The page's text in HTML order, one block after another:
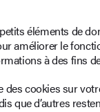
éléments de
améliorer le
à des fins
des cookies sur
que d’autres